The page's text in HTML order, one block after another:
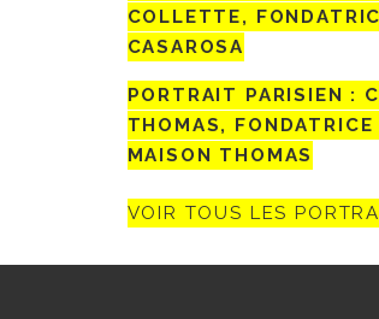
COLLETTE,
CASAROSA
PORTRAIT PARISIEN :
THOMAS, FONDATRICE
MAISON THOMAS
VOIR TOUS LES